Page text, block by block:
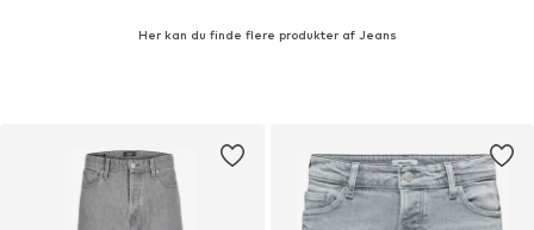
Her kan du finde flere produkter af Jeans